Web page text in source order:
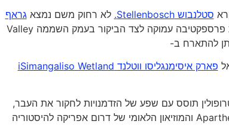
סטלנבוש Stellenbosch. לא רחוק משם נמצא גראף
עיירה מקסימה ומלאה בהיסטוריה, שמספקת תחושת פרספקטיבה עמוקה לצד הביקור בעמק השממה Valley
פארק איסימנגליסו ווטלנד iSimangaliso Wetland
תוסס עם שפע של הזדמנויות לחקור את העבר,
מקונסטיטושן היל Constitution Hill ועד למוזיאון האפרטהייד Apartheid Museum והמוזיאון הלאומי של דרום אפריקה להיסטוריה